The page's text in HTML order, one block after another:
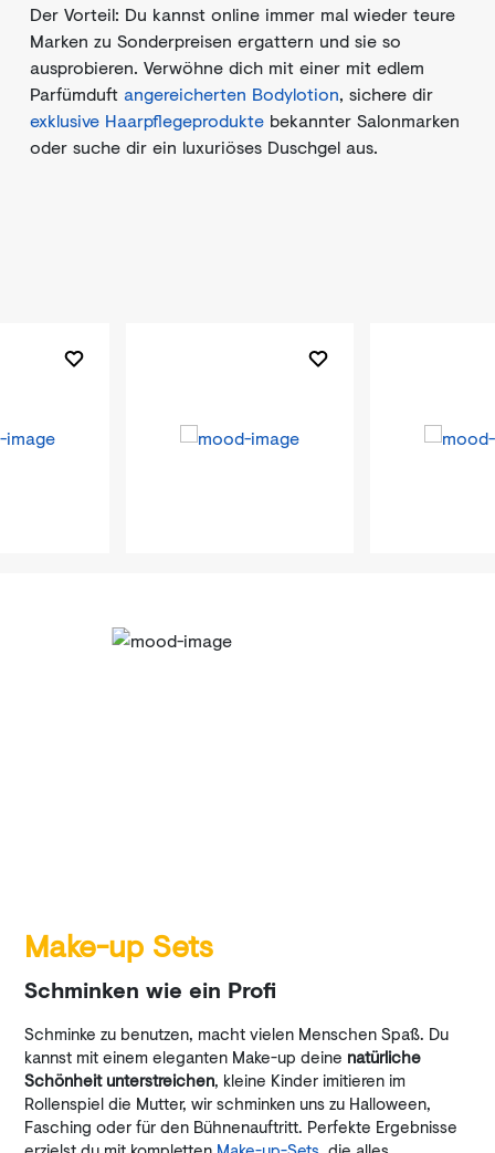
Der Vorteil: Du kannst online immer mal wieder teure
Marken zu Sonderpreisen ergattern und sie so
ausprobieren. Verwöhne dich mit einer mit edlem
Parfümduft angereicherten Bodylotion, sichere dir
exklusive Haarpflegeprodukte bekannter Salonmarken
oder suche dir ein luxuriöses Duschgel aus.
Make-up Sets
Schminken wie ein Profi
Schminke zu benutzen, macht vielen Menschen Spaß. Du
kannst mit einem eleganten Make-up deine natürliche
Schönheit unterstreichen, kleine Kinder imitieren im
Rollenspiel die Mutter, wir schminken uns zu Halloween,
Fasching oder für den Bühnenauftritt. Perfekte Ergebnisse